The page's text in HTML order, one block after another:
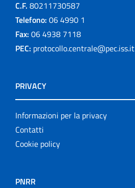
C.F. 80211730587
Telefono: 06 4990 1
Fax: 06 4938 7118
PEC: protocollo.centrale@pec.iss.it
PRIVACY
Informazioni per la privacy
Contatti
Cookie policy
PNRR